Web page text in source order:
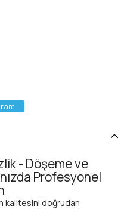
- Döşeme ve
Profesyonel
kalitesini doğrudan